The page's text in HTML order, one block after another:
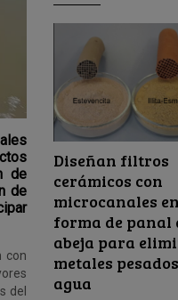
de
de
con
del
Diseñan filtros
cerámicos con
microcanales en
forma de panal
abeja para
metales
agua